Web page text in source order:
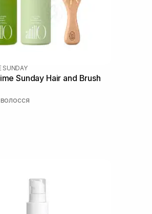
SUNDAY
Sunday Hair and Brush